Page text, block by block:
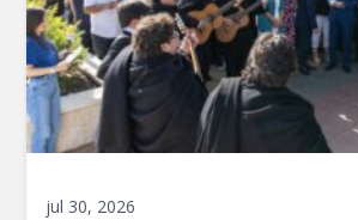
jul 30, 2026